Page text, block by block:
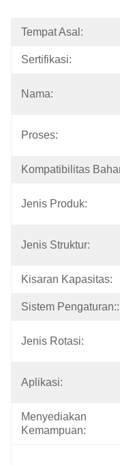
Tempat Asal:
Sertifikasi:
Nama:
Proses:
Kompatibilitas
Jenis Produk:
Jenis Struktur:
Kisaran Kapasitas:
Sistem Pengaturan::
Jenis Rotasi:
Aplikasi:
Menyediakan
Kemampuan: